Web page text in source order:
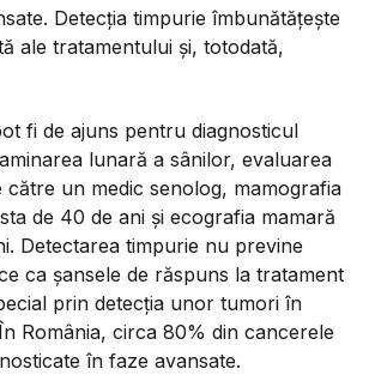
Detecția timpurie îmbunătățește
ale tratamentului și, totodată,
fi de ajuns pentru diagnosticul
lunară a sânilor, evaluarea
către un medic senolog, mamografia
de 40 de ani și ecografia mamară
Detectarea timpurie nu previne
ca șansele de răspuns la tratament
prin detecția unor tumori în
România, circa 80% din cancerele
în faze avansate.